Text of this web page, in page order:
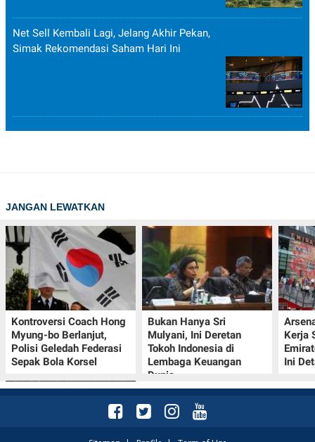
Net Sell Kembali Lagi, Jelang Akhir Pekan,
Simak Rekomendasi Saham Hari Ini
JANGAN LEWATKAN
Kontroversi Coach Hong
Myung-bo Berlanjut,
Polisi Geledah Federasi
Sepak Bola Korsel
Bukan Hanya Sri
Mulyani, Ini Deretan
Tokoh Indonesia di
Lembaga Keuangan
Dunia
Kerja
Ini